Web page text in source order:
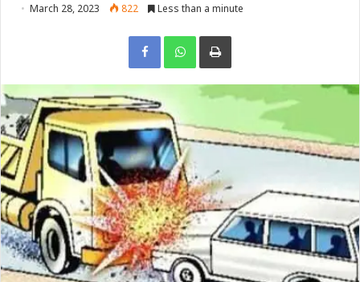
March 28, 2023 822 Less than a minute
Print